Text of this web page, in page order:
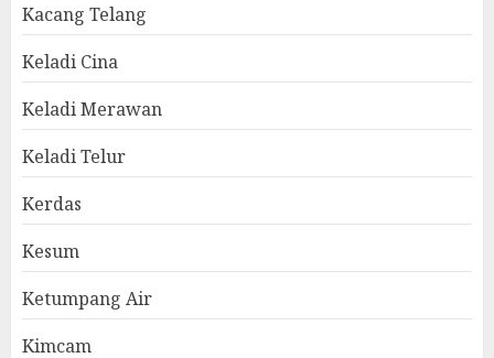
Kacang Telang
Keladi Cina
Keladi Merawan
Keladi Telur
Kerdas
Kesum
Ketumpang Air
Kimcam